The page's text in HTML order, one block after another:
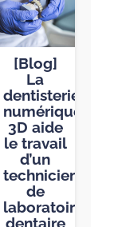
[Blog]
La
dentisterie
numérique
3D aide
le travail
d’un
technicien
de
laboratoire
dentaire